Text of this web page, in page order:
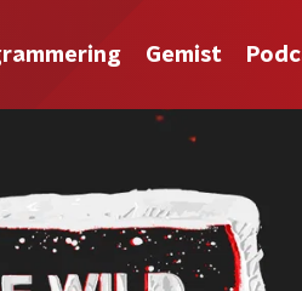
Gemist